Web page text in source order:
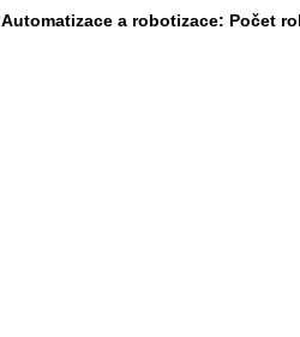
Automatizace a robotizace: Počet